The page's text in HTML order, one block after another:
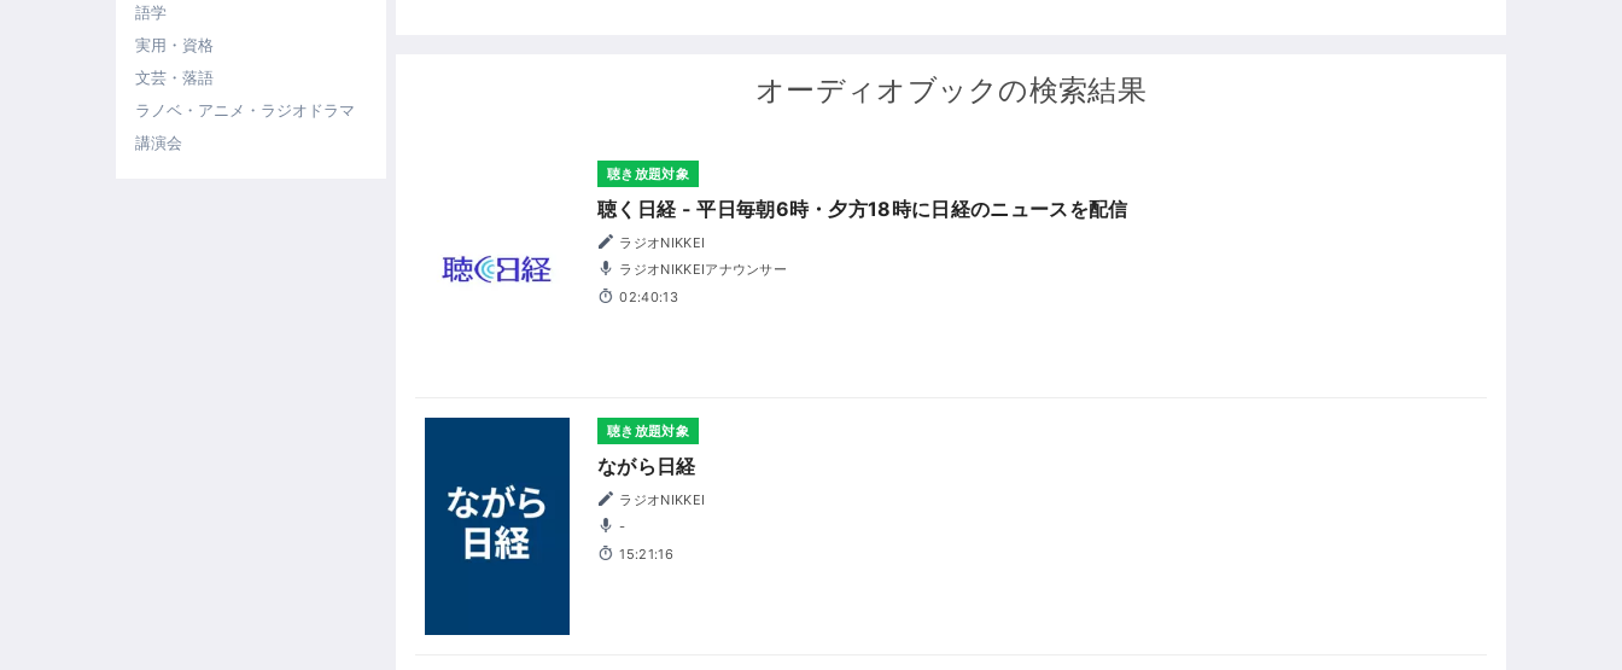
語学
実用・資格
文芸・落語
ラノベ・アニメ・ラジオドラマ
講演会
オーディオブックの検索結果
聴き放題対象
聴く日経 - 平日毎朝6時・夕方18時に日経のニュースを配信
ラジオNIKKEI
ラジオNIKKEIアナウンサー
02:40:13
聴き放題対象
ながら日経
ラジオNIKKEI
-
15:21:16